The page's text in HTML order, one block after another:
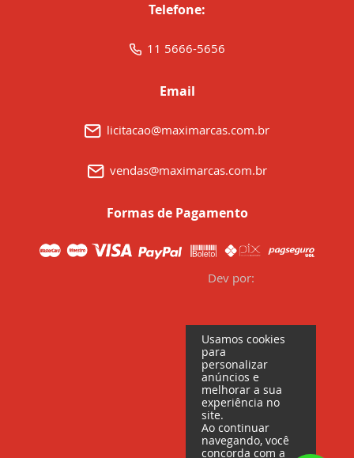
Usamos cookies
para
personalizar
anúncios e
melhorar a sua
experiência no
site.
Ao continuar
navegando, você
concorda com a
Telefone:
11 5666-5656
Email
licitacao@maximarcas.com.br
vendas@maximarcas.com.br
Formas de Pagamento
Dev por: